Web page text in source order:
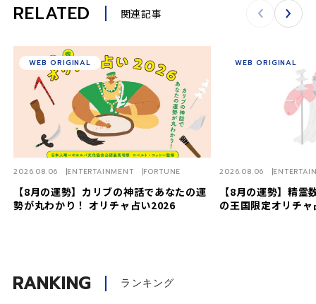
RELATED 関連記事
【8月の運勢】カリブの神話であなたの運
勢が丸わかり！ オリチャ占い2026
2026.08.06 ENTERTAINMENT FORTUNE
WEB ORIGINAL
【8月の運勢】精霊
の王国限定オリチャ
2026.08.06
WEB ORIGINAL
RANKING ランキング